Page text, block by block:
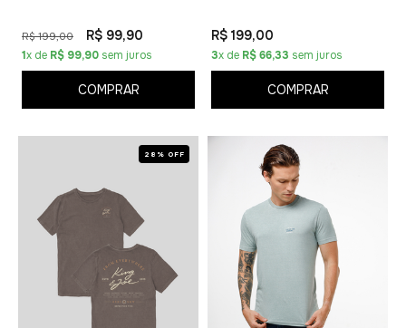
R$ 199,00 R$ 99,90
1x de R$ 99,90 sem juros
COMPRAR
R$ 199,00
3x de R$ 66,33 sem juros
COMPRAR
28% OFF